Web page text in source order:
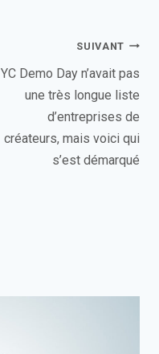
SUIVANT
YC Demo Day n’avait pas
une très longue liste
d’entreprises de
créateurs, mais voici qui
s’est démarqué